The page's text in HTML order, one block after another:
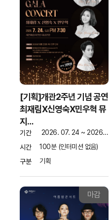
[기획]개관2주년 기념 공연
최재림X신영숙X민우혁 뮤
지…
기간
2026. 07. 24 ~ 2026. 07. 24
시간
100분 (인터미션 없음)
구분
기획
마감